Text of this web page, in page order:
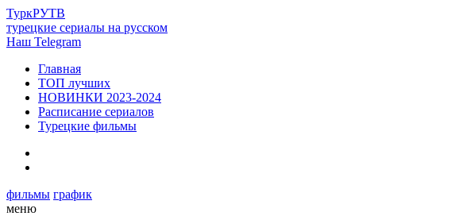
ТуркРУТВ
турецкие сериалы на русском
Наш Telegram
Главная
ТОП лучших
НОВИНКИ 2023-2024
Расписание сериалов
Турецкие фильмы
фильмы график
меню